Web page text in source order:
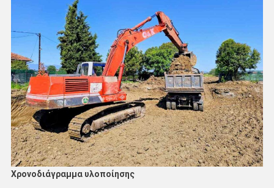
Χρονοδιάγραμμα υλοποίησης